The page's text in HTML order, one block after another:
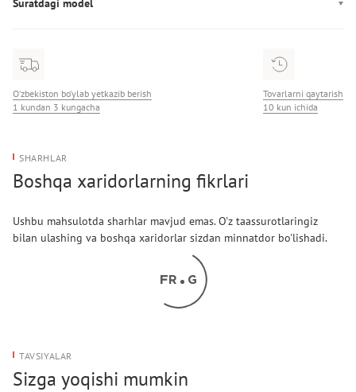
Suratdagi model
O‘zbekiston bo‘ylab yetkazib berish
1 kundan 3 kungacha
Tovarlarni qaytarish
10 kun ichida
SHARHLAR
Boshqa xaridorlarning fikrlari
Ushbu mahsulotda sharhlar mavjud emas. O'z taassurotlaringiz
bilan ulashing va boshqa xaridorlar sizdan minnatdor bo'lishadi.
TAVSIYALAR
Sizga yoqishi mumkin